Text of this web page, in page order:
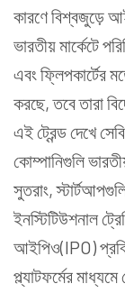
কারণে বিশ্বজুড়ে
ভারতীয় মার্কেটে
এবং ফ্লিপকার্টের
করছে, তবে তারা
এই ট্রেন্ড দেখে
কোম্পানিগুলি
সুতরাং,
ইনস্টিটিউশনাল
আইপিও(IPO)
প্ল্যাটফর্মের